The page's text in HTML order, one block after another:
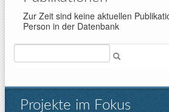
Zur Zeit sind keine aktuellen
Person in der Datenbank
Projekte im Fokus